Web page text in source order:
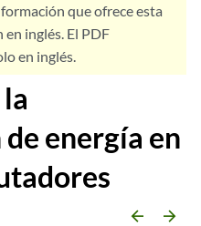
que ofrece esta
inglés. El PDF
en inglés.
energía en
arrow_backward arrow_forward